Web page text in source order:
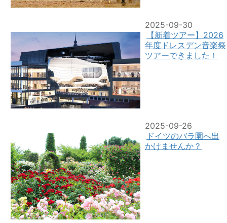
2025-09-30
【新着ツアー】2026
年度ドレスデン音楽祭
ツアーできました！
2025-09-26
ドイツのバラ園へ出
かけませんか？